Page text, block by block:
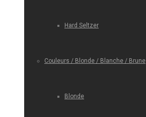
Hard Seltzer
Couleurs / Blonde / Blanche / Brune
Blonde